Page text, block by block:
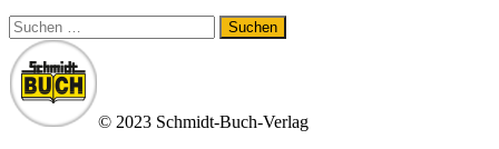
Suchen
nach:
© 2023 Schmidt-Buch-Verlag